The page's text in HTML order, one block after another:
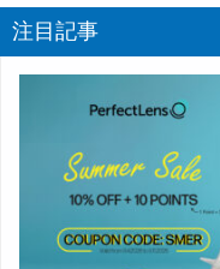
注目記事